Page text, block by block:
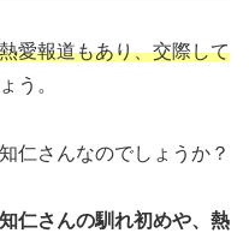
愛報道もあり、交際して
う。
仁さんなのでしょうか？
仁さんの馴れ初めや、熱